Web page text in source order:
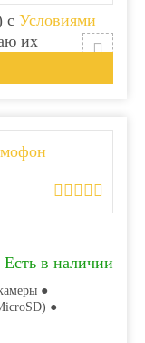
с Условиями
их
Есть в наличии
●
●